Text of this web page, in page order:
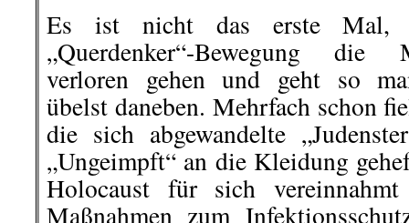
Es ist nicht das erste Mal,
„Querdenker“-Bewegung die
verloren gehen und geht so
übelst daneben. Mehrfach schon
die sich abgewandelte
„Ungeimpft“ an die Kleidung
Holocaust für sich
Maßnahmen zum